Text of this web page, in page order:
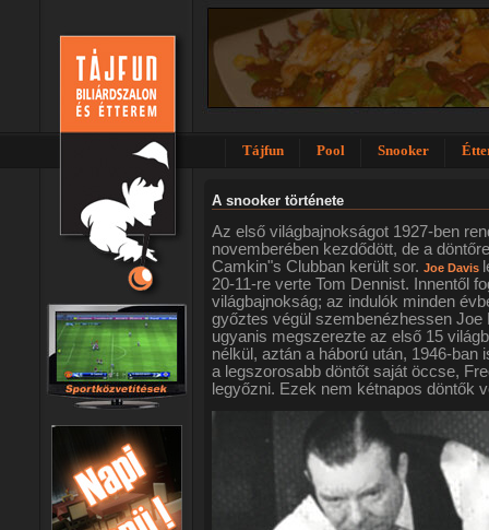
Tájfun Pool Snooker
A snooker története
Az első világbajnokságot 1927-ben
novemberében kezdődött, de a
Camkin"s Clubban került sor. Joe Davis
20-11-re verte Tom Dennist. Innentől
világbajnokság; az indulók minden
győztes végül szembenézhessen
ugyanis megszerezte az első 15
nélkül, aztán a háború után, 1946-
a legszorosabb döntőt saját öccse,
legyőzni. Ezek nem kétnapos döntők